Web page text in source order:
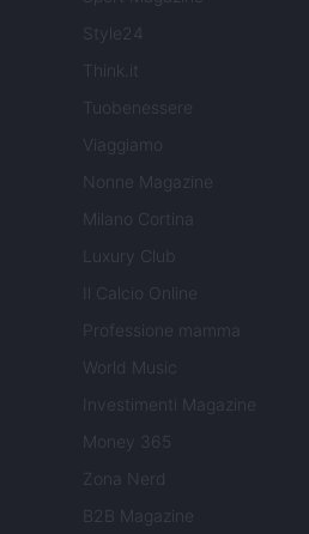
Style24
Think.it
Tuobenessere
Viaggiamo
Nonne Magazine
Milano Cortina
Luxury Club
Il Calcio Online
Professione mamma
World Music
Investimenti Magazine
Money 365
Zona Nerd
B2B Magazine